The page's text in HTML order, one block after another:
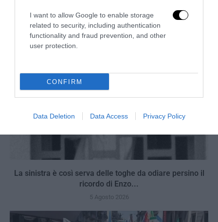
I want to allow Google to enable storage
related to security, including authentication
functionality and fraud prevention, and other
user protection.
CONFIRM
Data Deletion Data Access Privacy Policy
5 Agosto 2026
La sinistra è così serva delle toghe da odiare persino il
ricordo di Enzo...
5 Agosto 2026